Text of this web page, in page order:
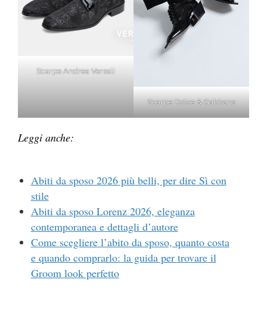
Scarpe Andrea Versali
Scarpe Dolce & Gabbana
Leggi anche:
Abiti da sposo 2026 più belli, per dire Sì con
stile
Abiti da sposo Lorenz 2026, eleganza
contemporanea e dettagli d’autore
Come scegliere l’abito da sposo, quanto costa
e quando comprarlo: la guida per trovare il
Groom look perfetto